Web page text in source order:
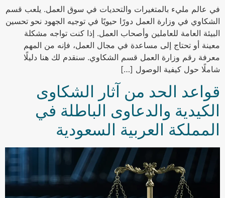
في عالم مليء بالمتغيرات والتحديات في سوق العمل. يلعب قسم
الشكاوي في وزارة العمل دورًا حيويًا في توجيه الجهود نحو تحسين
البيئة العامة للعاملين وأصحاب العمل. إذا كنت تواجه مشكلة
معينة أو تحتاج إلى مساعدة في مجال العمل، فإنه من المهم
معرفة رقم وزارة العمل قسم الشكاوي. سنقدم لك هنا دليلًا
شاملًا حول كيفية الوصول […]
قواعد الحد من آثار الشكاوى
الكيدية والدعاوى الباطلة في
المملكة العربية السعودية